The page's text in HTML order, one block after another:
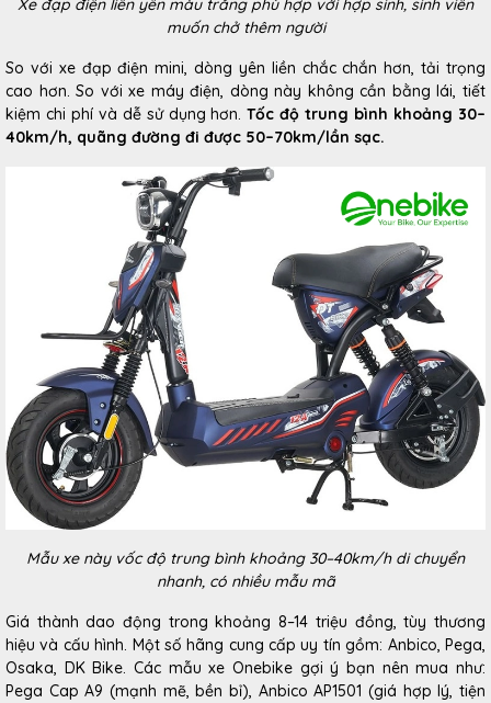
Xe đạp điện liền yên màu trắng phù hợp với hợp sinh, sinh viên
muốn chở thêm người
So với xe đạp điện mini, dòng yên liền chắc chắn hơn, tải trọng
cao hơn. So với xe máy điện, dòng này không cần bằng lái, tiết
kiệm chi phí và dễ sử dụng hơn.Tốc độ trung bình khoảng 30–
40km/h, quãng đường đi được 50–70km/lần sạc.
Mẫu xe này vốc độ trung bình khoảng 30–40km/h di chuyển
nhanh, có nhiều mẫu mã
Giá thành dao động trong khoảng 8–14 triệu đồng, tùy thương
hiệu và cấu hình. Một số hãng cung cấp uy tín gồm: Anbico, Pega,
Osaka, DK Bike. Các mẫu xe Onebike gợi ý bạn nên mua như:
Pega Cap A9 (mạnh mẽ, bền bỉ), Anbico AP1501 (giá hợp lý, tiện